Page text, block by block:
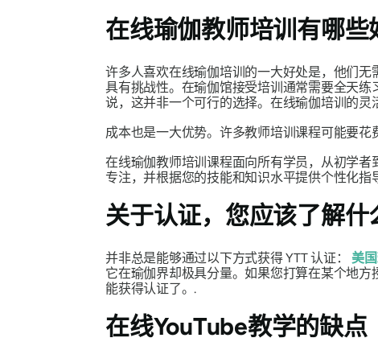
在线瑜伽教师培训有哪些
许多人喜欢在线瑜伽培训的一大好处是，他们
具有挑战性。在瑜伽馆接受培训通常需要全天
说，这并非一个可行的选择。在线瑜伽培训的
成本也是一大优势。许多教师培训课程可能要
在线瑜伽教师培训课程面向所有学员，从初学
专注，并根据您的技能和知识水平提供个性化
关于认证，您应该了解什
并非总是能够通过以下方式获得 YTT 认证： 美
它在瑜伽界却极具分量。如果您打算在某个地
能获得认证了。.
在线YouTube教学的缺点